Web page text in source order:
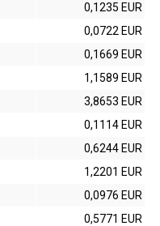
0,1235 EUR
0,0722 EUR
0,1669 EUR
1,1589 EUR
3,8653 EUR
0,1114 EUR
0,6244 EUR
1,2201 EUR
0,0976 EUR
0,5771 EUR